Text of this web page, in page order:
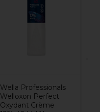
Wella Professionals
Welloxon Perfect
Oxydant Crème